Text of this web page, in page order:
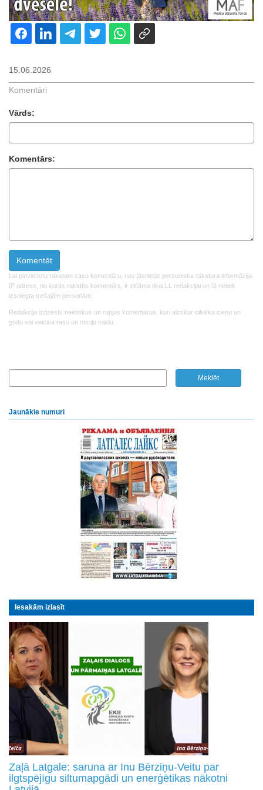
15.06.2026
Komentāri
Vārds:
Komentārs:
Lai pievienotu rakstam savu komentāru, nav jāsniedz personiska rakstura informācija.
IP adrese, no kuras rakstīts komentārs, ir zināma tikai LL redakcijai un tā netiek
izsniegta trešajām personām.
Redakcija izdzēsīs neētiskus un rupjus komentārus, kuri aizskar cilvēka cieņu un
godu vai veicina rasu un nāciju naidu.
Jaunākie numuri
Iesakām izlasīt
Zaļā Latgale: saruna ar Inu Bērziņu-Veitu par
ilgtspējīgu siltumapgādi un enerģētikas nākotni